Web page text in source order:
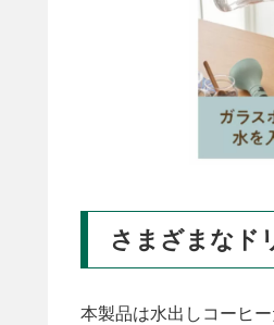
さまざまなド
本製品は水出しコーヒ